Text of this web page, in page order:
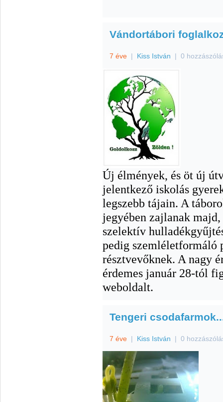
Vándortábori
7 éve | Kiss István | 0
Új élmények, és öt új
jelentkező iskolás
legszebb tájain. A
jegyében zajlanak
szelektív
pedig szemléletformáló
résztvevőknek. A nagy
érdemes január 28-tól
weboldalt.
Tengeri
7 éve | Kiss István | 0